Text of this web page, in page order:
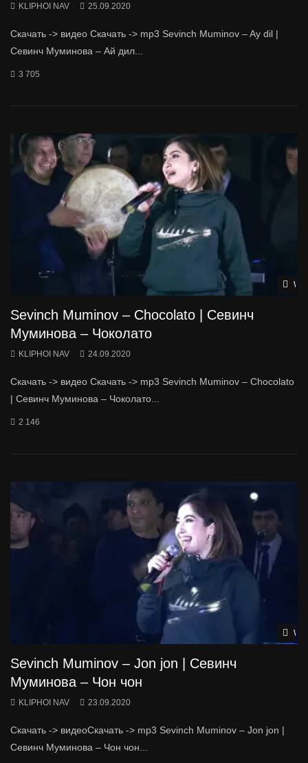
KLIPHOI NAV 25.09.2020
Скачать -> видео Скачать -> mp3 Sevinch Muminov – Ay dil |
Севинч Муминова – Ай дил...
3 705
Sevinch Muminov – Chocolato | Севинч
Муминова – Чоколато
KLIPHOI NAV 24.09.2020
Скачать -> видео Скачать -> mp3 Sevinch Muminov – Chocolato
| Севинч Муминова – Чоколато...
2 146
Sevinch Muminov – Jon jon | Севинч
Муминова – Чон чон
KLIPHOI NAV 23.09.2020
Скачать -> видеоСкачать -> mp3 Sevinch Muminov – Jon jon |
Севинч Муминова – Чон чон...